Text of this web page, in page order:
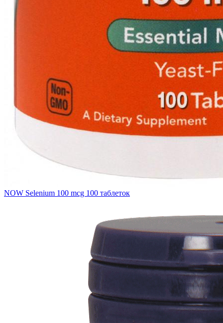
NOW Selenium 100 mcg 100 таблеток